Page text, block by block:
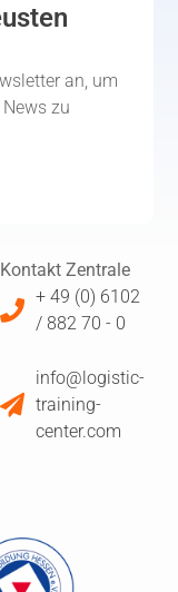
an, um
zu
Kontakt Zentrale
+ 49 (0) 6102
/ 882 70 - 0
info@logistic-
training-
center.com